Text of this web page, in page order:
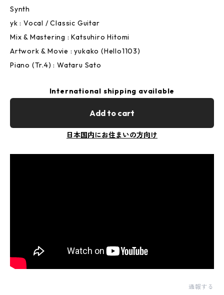
Synth
yk : Vocal / Classic Guitar
Mix & Mastering : Katsuhiro Hitomi
Artwork & Movie : yukako (Hello1103)
Piano (Tr.4) : Wataru Sato
International shipping available
Add to cart
日本国内にお住まいの方向け
通報する